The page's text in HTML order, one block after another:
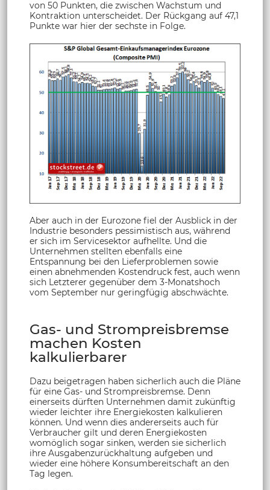
von 50 Punkten, die zwischen Wachstum und
Kontraktion unterscheidet. Der Rückgang auf 47,1
Punkte war hier der sechste in Folge.
Aber auch in der Eurozone fiel der Ausblick in der
Industrie besonders pessimistisch aus, während
er sich im Servicesektor aufhellte. Und die
Unternehmen stellten ebenfalls eine
Entspannung bei den Lieferproblemen sowie
einen abnehmenden Kostendruck fest, auch wenn
sich Letzterer gegenüber dem 3-Monatshoch
vom September nur geringfügig abschwächte.
Gas- und Strompreisbremse
machen Kosten
kalkulierbarer
Dazu beigetragen haben sicherlich auch die Pläne
für eine Gas- und Strompreisbremse. Denn
einerseits dürften Unternehmen damit zukünftig
wieder leichter ihre Energiekosten kalkulieren
können. Und wenn dies andererseits auch für
Verbraucher gilt und deren Energiekosten
womöglich sogar sinken, werden sie sicherlich
ihre Ausgabenzurückhaltung aufgeben und
wieder eine höhere Konsumbereitschaft an den
Tag legen.